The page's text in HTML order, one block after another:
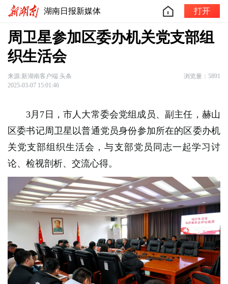
湖南日报新媒体 打开
周卫星参加区委办机关党支部组
织生活会
来源:新湖南客户端.头条
浏览量：5891
2025-03-07 15:01:46
3月7日，市人大常委会党组成员、副主任，赫山
区委书记周卫星以普通党员身份参加所在的区委办机
关党支部组织生活会，与支部党员同志一起学习讨
论、检视剖析、交流心得。